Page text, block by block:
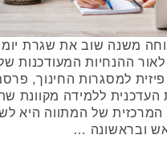
משנה שוב את שגרת
ההנחיות המעודכנות
למסגרות החינוך,
העדכנית ללמידה מקוונת
של המתווה היא
ובראשונה …